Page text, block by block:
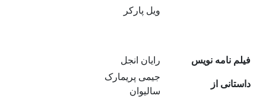
ویل پارکر
فیلم نامه نویس رایان انجل
داستانی از
جیمی پریمارک
سالیوان